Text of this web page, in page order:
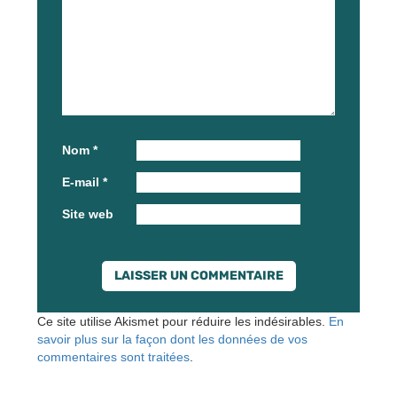
Nom *
E-mail *
Site web
Ce site utilise Akismet pour réduire les indésirables. En
savoir plus sur la façon dont les données de vos
commentaires sont traitées